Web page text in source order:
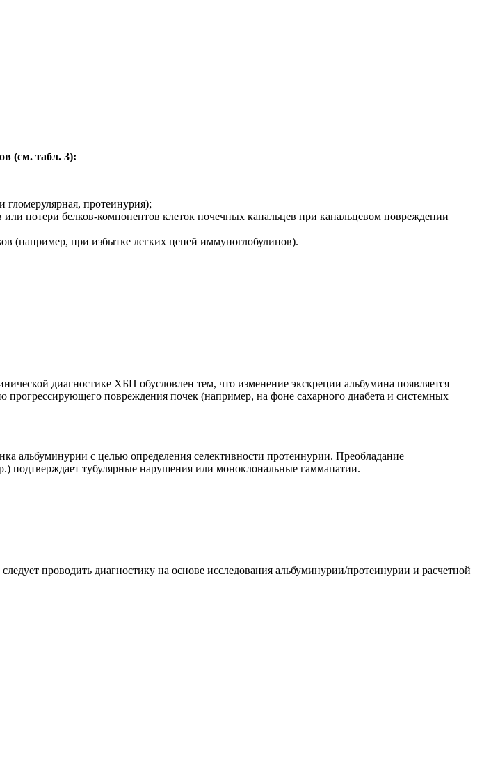
(см. табл. 3):
протеинурия);
потери белков-компонентов клеток почечных канальцев при канальцевом повреждении
(например, при избытке легких цепей иммуноглобулинов).
диагностике ХБП обусловлен тем, что изменение экскреции альбумина появляется
прогрессирующего повреждения почек (например, на фоне сахарного диабета и системных
альбуминурии с целью определения селективности протеинурии. Преобладание
подтверждает тубулярные нарушения или моноклональные гаммапатии.
проводить диагностику на основе исследования альбуминурии/протеинурии и расчетной